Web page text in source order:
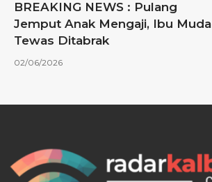
BREAKING NEWS : Pulang
Jemput Anak Mengaji, Ibu Muda
Tewas Ditabrak
02/06/2026